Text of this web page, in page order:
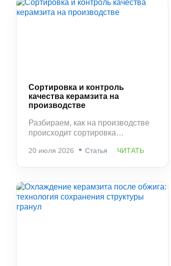
Сортировка и контроль
качества керамзита на
производстве
Разбираем, как на производстве
происходит сортировка
контроль качества. Какие
влияет на свойства материала.
20 июля 2026 Статья ЧИТАТЬ